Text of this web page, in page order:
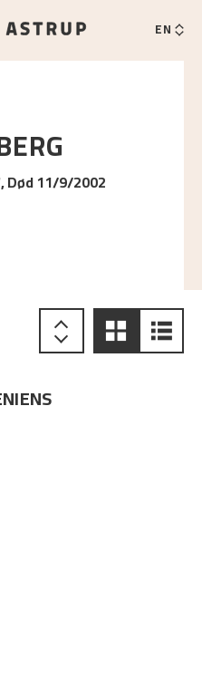
EN
Død 11/9/2002